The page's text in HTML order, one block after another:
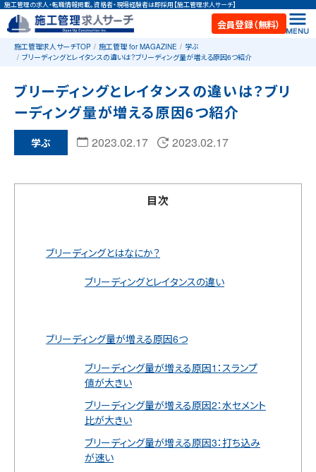
施工管理の求人・転職情報掲載。資格者・現場経験者は即採用【施工管理求人サーチ】
会員登録（無料）
施工管理求人サーチTOP 施工管理 for MAGAZINE
学ぶ
ブリーディングとレイタンスの違いは？ブリーディング量が増える原因6つ紹介
ブリーディングとレイタンスの違いは？ブリ
ーディング量が増える原因6つ紹介
学ぶ 2023.02.17 2023.02.17
目次
ブリーディングとはなにか？
ブリーディングとレイタンスの違い
ブリーディング量が増える原因6つ
ブリーディング量が増える原因1：スランプ
値が大きい
ブリーディング量が増える原因2：水セメント
比が大きい
ブリーディング量が増える原因3：打ち込み
が速い